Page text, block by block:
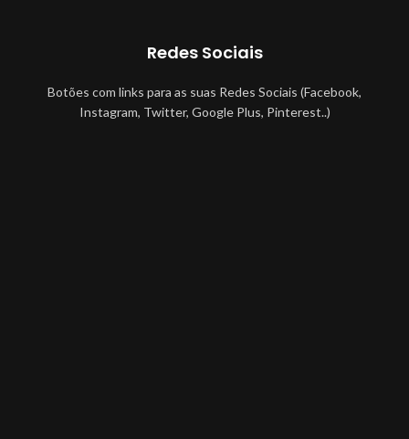
Redes Sociais
Botões com links para as suas Redes Sociais (Facebook,
Instagram, Twitter, Google Plus, Pinterest..)